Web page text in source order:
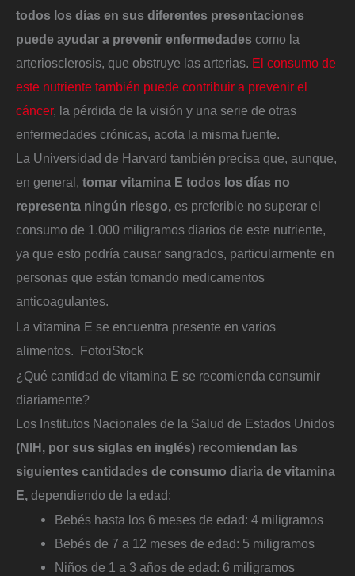
todos los días en sus diferentes presentaciones
puede ayudar a prevenir enfermedades como la
arteriosclerosis, que obstruye las arterias. El consumo de
este nutriente también puede contribuir a prevenir el
cáncer, la pérdida de la visión y una serie de otras
enfermedades crónicas, acota la misma fuente.
La Universidad de Harvard también precisa que, aunque,
en general, tomar vitamina E todos los días no
representa ningún riesgo, es preferible no superar el
consumo de 1.000 miligramos diarios de este nutriente,
ya que esto podría causar sangrados, particularmente en
personas que están tomando medicamentos
anticoagulantes.
La vitamina E se encuentra presente en varios
alimentos. Foto:iStock
¿Qué cantidad de vitamina E se recomienda consumir
diariamente?
Los Institutos Nacionales de la Salud de Estados Unidos
(NIH, por sus siglas en inglés) recomiendan las
siguientes cantidades de consumo diaria de vitamina
E, dependiendo de la edad:
Bebés hasta los 6 meses de edad: 4 miligramos
Bebés de 7 a 12 meses de edad: 5 miligramos
Niños de 1 a 3 años de edad: 6 miligramos